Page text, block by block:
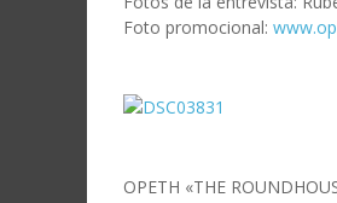
Foto promocional:
OPETH «THE